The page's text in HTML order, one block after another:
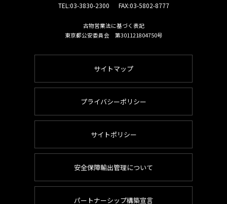
TEL:03-3830-2300 FAX:03-5802-8777
古物営業法に基づく表記
東京都公安委員会 第301121804750号
サイトマップ
プライバシーポリシー
サイトポリシー
安全保障輸出管理について
パートナーシップ構築宣言